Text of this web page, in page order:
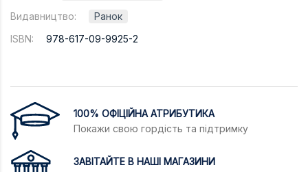
Видавництво:
Ранок
ISBN:
978-617-09-9925-2
100% ОФІЦІЙНА АТРИБУТИКА
Покажи свою гордість та підтримку
ЗАВІТАЙТЕ В НАШІ МАГАЗИНИ